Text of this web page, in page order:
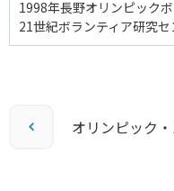
1998年長野オリンピック
21世紀ボランティア研究
オリンピック